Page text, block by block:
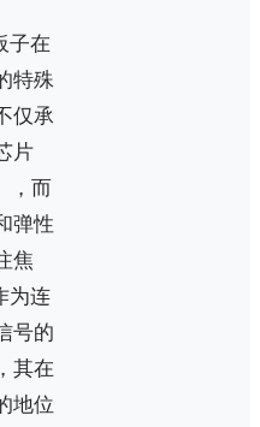
子在
特殊
仅承
片
，而
弹性
焦
为连
号的
其在
地位